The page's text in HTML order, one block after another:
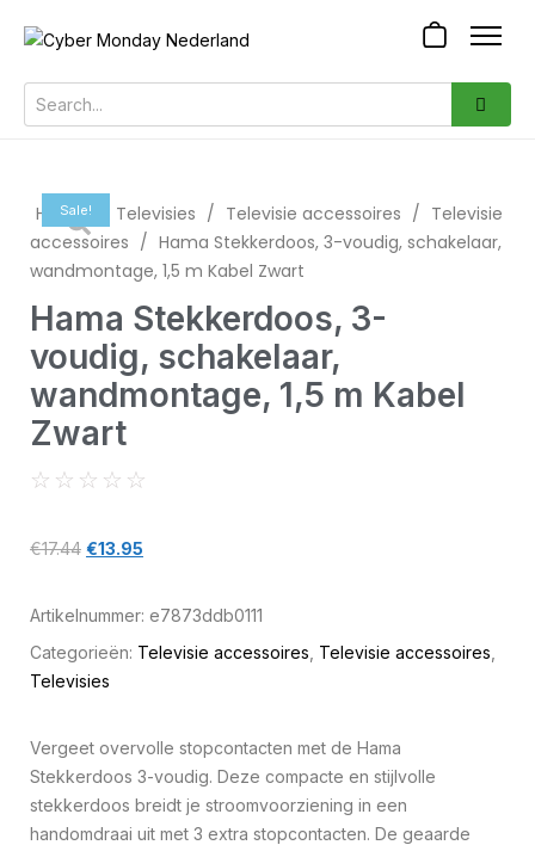
Sale!
Home Televisies / Televisie accessoires / Televisie
accessoires / Hama Stekkerdoos, 3-voudig, schakelaar,
wandmontage, 1,5 m Kabel Zwart
Hama Stekkerdoos, 3-
voudig, schakelaar,
wandmontage, 1,5 m Kabel
Zwart
☆ ☆ ☆ ☆ ☆
€17.44 €13.95
Artikelnummer: e7873ddb0111
Categorieën: Televisie accessoires Televisie accessoires
Televisies
Vergeet overvolle stopcontacten met de Hama
Stekkerdoos 3-voudig. Deze compacte en stijlvolle
stekkerdoos breidt je stroomvoorziening in een
handomdraai uit met 3 extra stopcontacten. De geaarde